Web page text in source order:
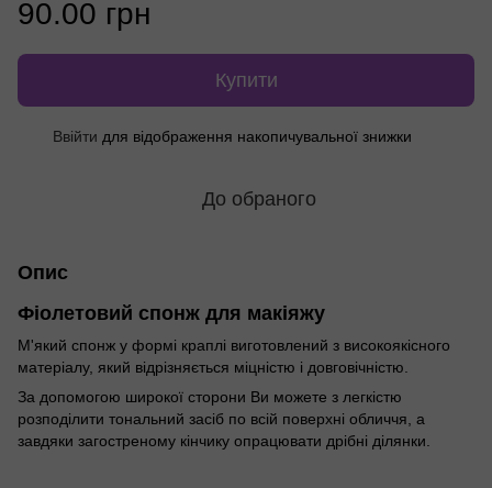
90.00 грн
Купити
Ввійти для відображення накопичувальної знижки
До обраного
Опис
Фіолетовий спонж для макіяжу
М'який спонж у формі краплі виготовлений з високоякісного
матеріалу, який відрізняється міцністю і довговічністю.
За допомогою широкої сторони Ви можете з легкістю
розподілити тональний засіб по всій поверхні обличчя, а
завдяки загостреному кінчику опрацювати дрібні ділянки.